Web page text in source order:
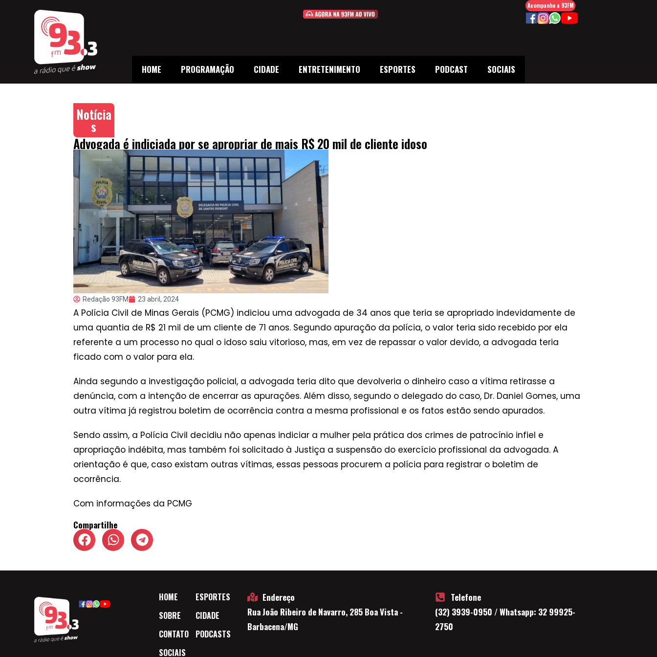
HOME PROGRAMAÇÃO CIDADE ENTRETENIMENTO ESPORTES PODCAST SOCIAIS
Acompanhe a 93FM
Notícia
s
Advogada é indiciada por se apropriar de mais R$ 20 mil de cliente idoso
Redação 93FM 23 abril, 2024
A Polícia Civil de Minas Gerais (PCMG) indiciou uma advogada de 34 anos que teria se apropriado indevidamente de
uma quantia de R$ 21 mil de um cliente de 71 anos. Segundo apuração da polícia, o valor teria sido recebido por ela
referente a um processo no qual o idoso saiu vitorioso, mas, em vez de repassar o valor devido, a advogada teria
ficado com o valor para ela.
Ainda segundo a investigação policial, a advogada teria dito que devolveria o dinheiro caso a vítima retirasse a
denúncia, com a intenção de encerrar as apurações. Além disso, segundo o delegado do caso, Dr. Daniel Gomes, uma
outra vítima já registrou boletim de ocorrência contra a mesma profissional e os fatos estão sendo apurados.
Sendo assim, a Polícia Civil decidiu não apenas indiciar a mulher pela prática dos crimes de patrocínio infiel e
apropriação indébita, mas também foi solicitado à Justiça a suspensão do exercício profissional da advogada. A
orientação é que, caso existam outras vítimas, essas pessoas procurem a polícia para registrar o boletim de
ocorrência.
Com informações da PCMG
Compartilhe
HOME
SOBRE
CONTATO
SOCIAIS
ESPORTES
CIDADE
PODCASTS
Endereço
Rua João Ribeiro de Navarro, 285 Boa Vista -
Barbacena/MG
Telefone
(32) 3939-0950 / Whatsapp: 32 99925-
2750